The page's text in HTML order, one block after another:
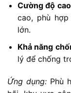
Cường độ
cao, phù
lớn.
Khả năng
lý để chống
Ứng dụng:Phù